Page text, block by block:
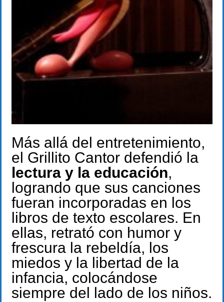
Más allá del entretenimiento,
el Grillito Cantor defendió la
lectura y la educación,
logrando que sus canciones
fueran incorporadas en los
libros de texto escolares. En
ellas, retrató con humor y
frescura la rebeldía, los
miedos y la libertad de la
infancia, colocándose
siempre del lado de los niños.